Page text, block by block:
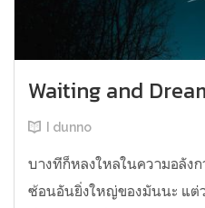
Waiting and
I dunno
บางทีก็หลงใหลในความอลัง
ซ้อนอันยิ่งใหญ่ของมันนะ แต่